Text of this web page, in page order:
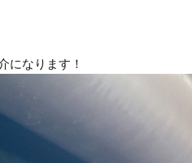
になります！